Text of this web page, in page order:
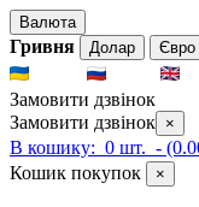
Валюта
Гривня Долар Євро
Замовити дзвінок
Замовити дзвінок ×
В кошику: 0 шт. -
Кошик покупок ×